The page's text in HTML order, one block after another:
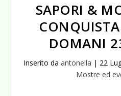
SAPORI &
DOMANI
Inserito da antonella | 22
Mostre ed